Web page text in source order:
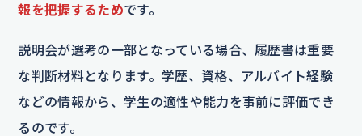
報を把握するためです。
説明会が選考の一部となっている場合、履歴書は重要
な判断材料となります。学歴、資格、アルバイト経験
などの情報から、学生の適性や能力を事前に評価でき
るのです。